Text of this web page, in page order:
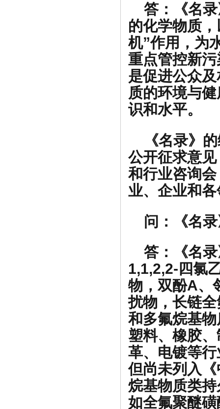
答：
《名
的化学物质
机”作用，为
重点管控新
是促进公众
质的环境与
识和水平。
《名录》
公开征求意
和行业咨询
业、企业和
问：《名
答：
《名
1,1,2,2-四氯
物，双酚A、
扰物，长链
和多氟烷基
塑料、橡胶
革、电镀等
但尚未列入
烷基物质类
如全氟聚醚